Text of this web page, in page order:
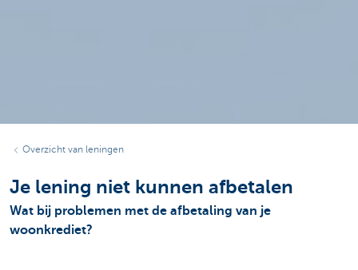
Overzicht van leningen
Je lening niet kunnen afbetalen
Wat bij problemen met de afbetaling van je
woonkrediet?